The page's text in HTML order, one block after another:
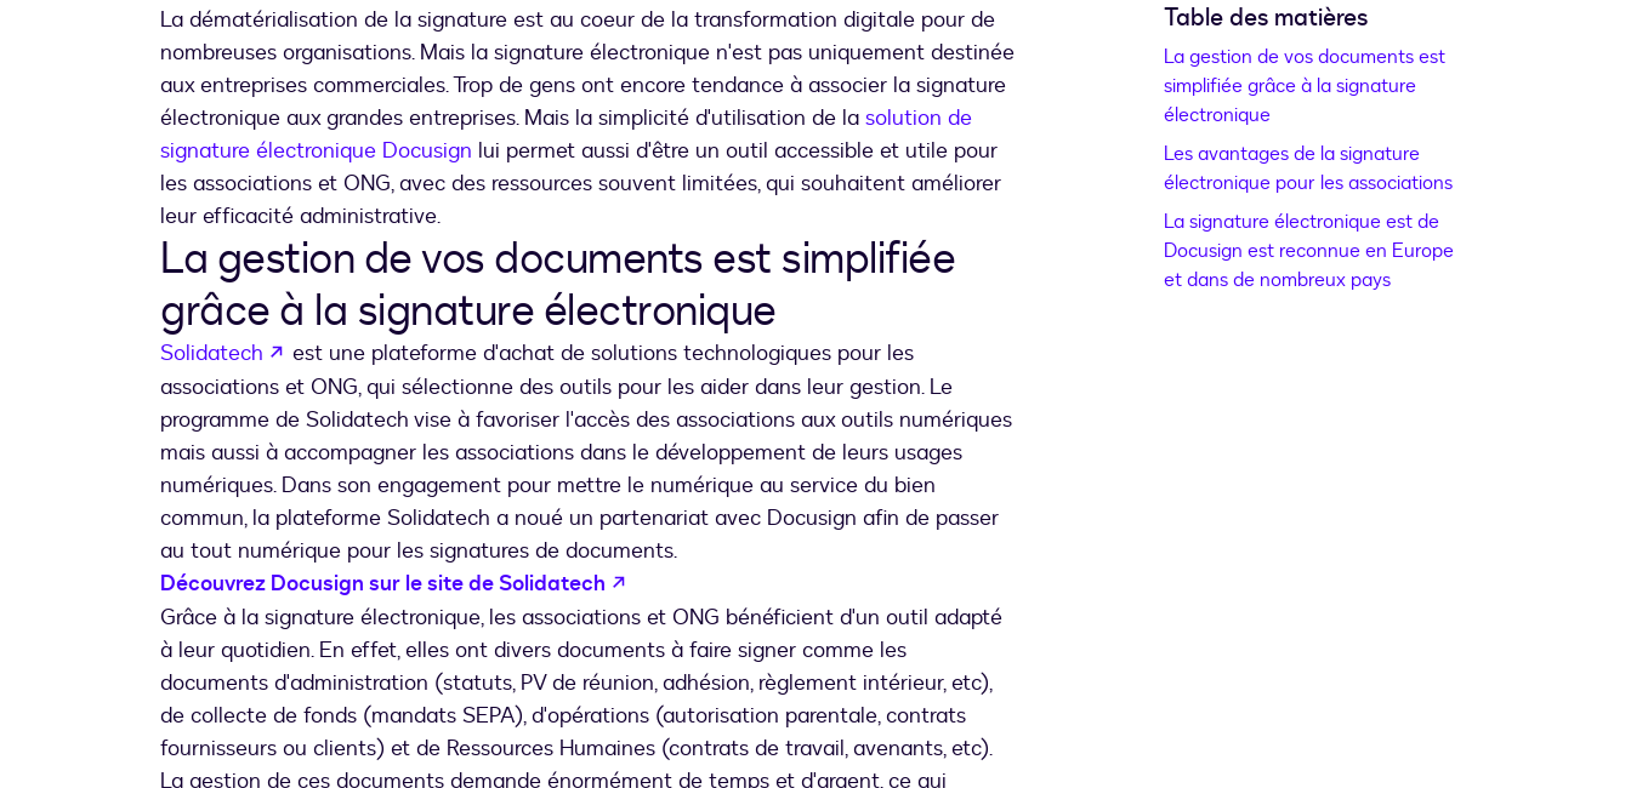
La dématérialisation de la signature est au coeur de la transformation digitale pour de
nombreuses organisations. Mais la signature électronique n'est pas uniquement destinée
aux entreprises commerciales. Trop de gens ont encore tendance à associer la signature
électronique aux grandes entreprises. Mais la simplicité d'utilisation de la solution de
signature électronique Docusign lui permet aussi d'être un outil accessible et utile pour
les associations et ONG, avec des ressources souvent limitées, qui souhaitent améliorer
leur efficacité administrative.
La gestion de vos documents est simplifiée
grâce à la signature électronique
Solidatech s’ouvre dans un nouvel onglet
est une plateforme d'achat de solutions technologiques pour les
associations et ONG, qui sélectionne des outils pour les aider dans leur gestion. Le
programme de Solidatech vise à favoriser l'accès des associations aux outils numériques
mais aussi à accompagner les associations dans le développement de leurs usages
numériques. Dans son engagement pour mettre le numérique au service du bien
commun, la plateforme Solidatech a noué un partenariat avec Docusign afin de passer
au tout numérique pour les signatures de documents.
Découvrez Docusign sur le site de Solidatech
Grâce à la signature électronique, les associations et ONG bénéficient d'un outil adapté
à leur quotidien. En effet, elles ont divers documents à faire signer comme les
documents d'administration (statuts, PV de réunion, adhésion, règlement intérieur, etc),
de collecte de fonds (mandats SEPA), d'opérations (autorisation parentale, contrats
fournisseurs ou clients) et de Ressources Humaines (contrats de travail, avenants, etc).
La gestion de ces documents demande énormément de temps et d'argent, ce qui
Table des matières
La gestion de vos documents est
simplifiée grâce à la signature
électronique
Les avantages de la signature
électronique pour les associations
La signature électronique est de
Docusign est reconnue en Europe
et dans de nombreux pays